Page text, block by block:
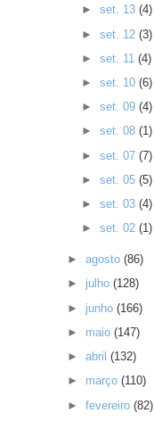
► set. 13 (4)
► set. 12 (3)
► set. 11 (4)
► set. 10 (6)
► set. 09 (4)
► set. 08 (1)
► set. 07 (7)
► set. 05 (5)
► set. 03 (4)
► set. 02 (1)
►agosto(86)
► julho(128)
► junho(166)
► maio(147)
►abril(132)
► março(110)
►fevereiro(82)